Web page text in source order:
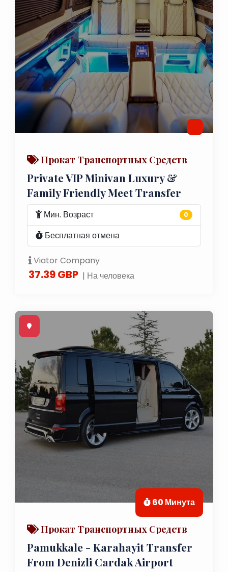
Прокат Транспортных Средств
Private VIP Minivan Luxury &
Family Friendly Meet Transfer
Мин. Возраст 0
Бесплатная отмена
Viator Company
37.39 GBP | На человека
60 Минута
Прокат Транспортных Средств
Pamukkale - Karahayit Transfer
From Denizli Cardak Airport